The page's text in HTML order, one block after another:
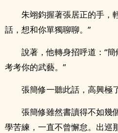
朱翊鈞握著張居正的手，
話，想和你單獨聊聊。”
說著，他轉身招呼道：“
考考你的武藝。”
張簡修一聽此話，高興極
張簡修雖然書讀得不如幾
學苦練，一直不曾懈怠。出巡